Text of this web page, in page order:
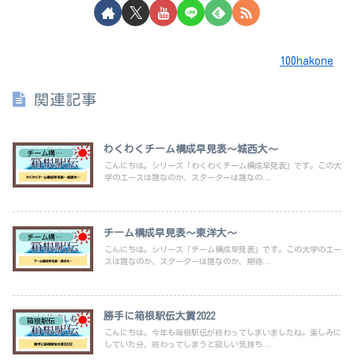
100hakone
関連記事
チーム構成早見表 わくわくチーム構成早見表～城西大～
こんにちは。シリーズ「わくわくチーム構成早見表」です。この大
学のエースは誰なのか、スターターは誰なの...
チーム構成早見表 チーム構成早見表～東洋大～
こんにちは。シリーズ「チーム構成早見表」です。この大学のエー
スは誰なのか、スターターは誰なのか、期待...
箱根駅伝 勝手に箱根駅伝大賞2022
こんにちは。今年も箱根駅伝が終わってしまいましたね。楽しみに
していた分、終わってしまうと寂しい気持ち...